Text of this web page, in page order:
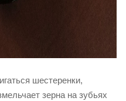
шестеренки,
зерна на зубьях